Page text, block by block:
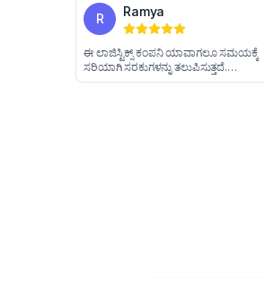
సమయపాలన వీరి పెద్ద ప్రత్యేకత. సరుకు
ఎప్పుడూ నష్టం లేకుండా చేరుతుంది. సిబ్బంది
ఎల్లప్పుడూ ప్రొఫెషనల్‌గా వ్యవహరిస్తారు. వారి
ಈ
ಸರಿಯಾಗಿ